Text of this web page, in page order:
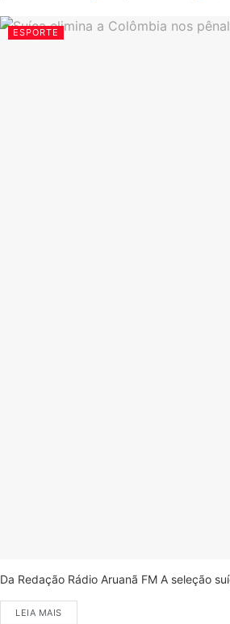
ESPORTE
Da Redação Rádio Aruanã FM A seleção
LEIA MAIS